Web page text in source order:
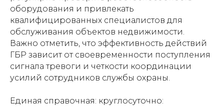
оборудования и привлекать
квалифицированных специалистов для
обслуживания объектов недвижимости.
Важно отметить, что эффективность действий
ГБР зависит от своевременности поступления
сигнала тревоги и четкости координации
усилий сотрудников службы охраны.
Единая справочная: круглосуточно: